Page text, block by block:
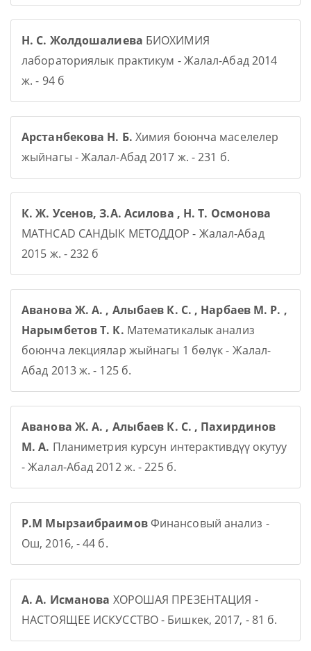
Н. С. Жолдошалиева БИОХИМИЯ
лабораториялык практикум - Жалал-Абад 2014
ж. - 94 б
Арстанбекова Н. Б. Химия боюнча маселелер
жыйнагы - Жалал-Абад 2017 ж. - 231 б.
К. Ж. Усенов, З.А. Асилова , Н. Т. Осмонова
MATHCAD САНДЫК МЕТОДДОР - Жалал-Абад
2015 ж. - 232 б
Аванова Ж. А. , Алыбаев К. С. , Нарбаев М. Р. ,
Нарымбетов Т. К. Математикалык анализ
боюнча лекциялар жыйнагы 1 бөлүк - Жалал-
Абад 2013 ж. - 125 б.
Аванова Ж. А. , Алыбаев К. С. , Пахирдинов
М. А. Планиметрия курсун интерактивдүү окутуу
- Жалал-Абад 2012 ж. - 225 б.
Р.М МырзаибраимовФинансовый анализ -
Ош, 2016, - 44 б.
А. А. Исманова ХОРОШАЯ ПРЕЗЕНТАЦИЯ -
НАСТОЯЩЕЕ ИСКУССТВО - Бишкек, 2017, - 81 б.